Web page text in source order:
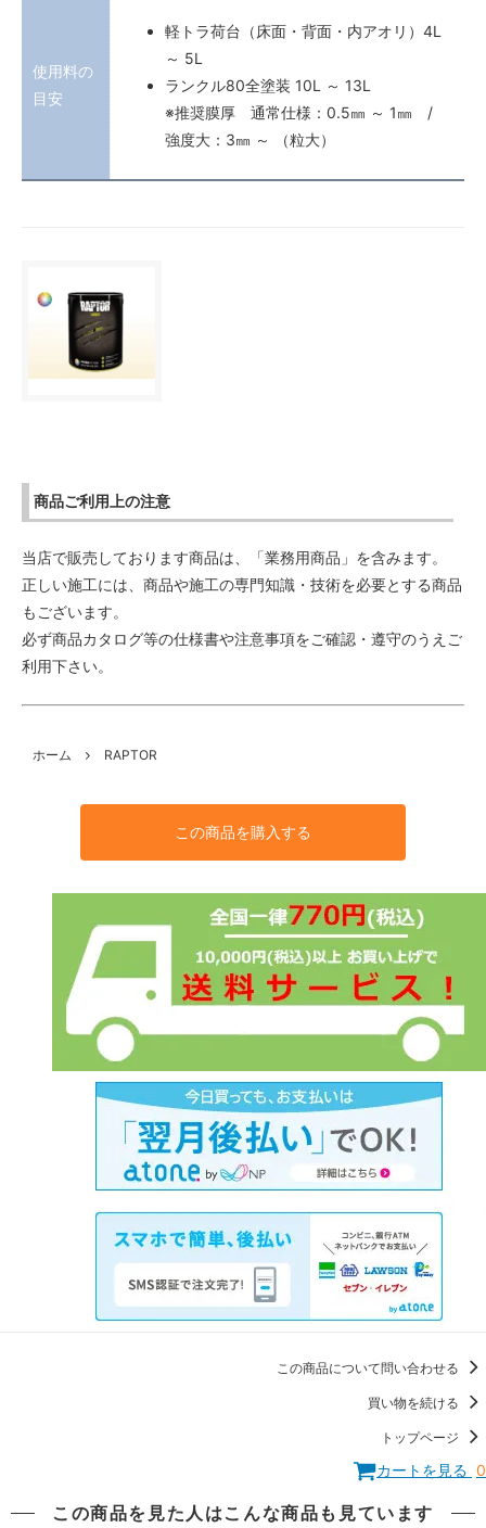
使用料の
目安
軽トラ荷台（床面・背面・内アオリ）4L
～ 5L
ランクル80全塗装 10L ～ 13L
※推奨膜厚 通常仕様：0.5㎜ ～ 1㎜ /
強度大：3㎜ ～ （粒大）
商品ご利用上の注意
当店で販売しております商品は、「業務用商品」を含みます。
正しい施工には、商品や施工の専門知識・技術を必要とする商品
もございます。
必ず商品カタログ等の仕様書や注意事項をご確認・遵守のうえご
利用下さい。
ホーム RAPTOR
この商品を購入する
この商品について問い合わせる
買い物を続ける
トップページ
カートを見る 0
この商品を見た人はこんな商品も見ています